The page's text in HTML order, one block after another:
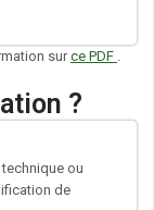
surce PDF .
?
ou
de